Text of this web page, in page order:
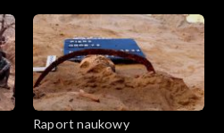
Raport naukowy